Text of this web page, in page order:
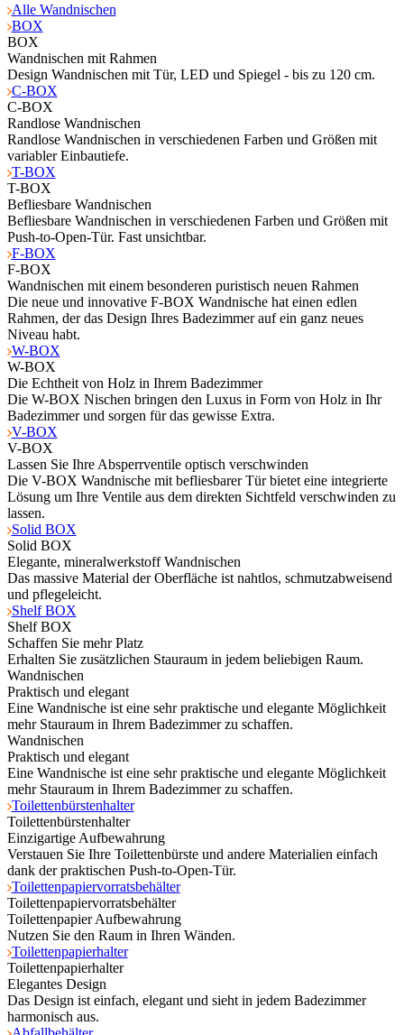
Alle Wandnischen
BOX
BOX
Wandnischen mit Rahmen
Design Wandnischen mit Tür, LED und Spiegel - bis zu 120 cm.
C-BOX
C-BOX
Randlose Wandnischen
Randlose Wandnischen in verschiedenen Farben und Größen mit
variabler Einbautiefe.
T-BOX
T-BOX
Befliesbare Wandnischen
Befliesbare Wandnischen in verschiedenen Farben und Größen mit
Push-to-Open-Tür. Fast unsichtbar.
F-BOX
F-BOX
Wandnischen mit einem besonderen puristisch neuen Rahmen
Die neue und innovative F-BOX Wandnische hat einen edlen
Rahmen, der das Design Ihres Badezimmer auf ein ganz neues
Niveau habt.
W-BOX
W-BOX
Die Echtheit von Holz in Ihrem Badezimmer
Die W-BOX Nischen bringen den Luxus in Form von Holz in Ihr
Badezimmer und sorgen für das gewisse Extra.
V-BOX
V-BOX
Lassen Sie Ihre Absperrventile optisch verschwinden
Die V-BOX Wandnische mit befliesbarer Tür bietet eine integrierte
Lösung um Ihre Ventile aus dem direkten Sichtfeld verschwinden zu
lassen.
Solid BOX
Solid BOX
Elegante, mineralwerkstoff Wandnischen
Das massive Material der Oberfläche ist nahtlos, schmutzabweisend
und pflegeleicht.
Shelf BOX
Shelf BOX
Schaffen Sie mehr Platz
Erhalten Sie zusätzlichen Stauraum in jedem beliebigen Raum.
Wandnischen
Praktisch und elegant
Eine Wandnische ist eine sehr praktische und elegante Möglichkeit
mehr Stauraum in Ihrem Badezimmer zu schaffen.
Wandnischen
Praktisch und elegant
Eine Wandnische ist eine sehr praktische und elegante Möglichkeit
mehr Stauraum in Ihrem Badezimmer zu schaffen.
Toilettenbürstenhalter
Toilettenbürstenhalter
Einzigartige Aufbewahrung
Verstauen Sie Ihre Toilettenbürste und andere Materialien einfach
dank der praktischen Push-to-Open-Tür.
Toilettenpapiervorratsbehälter
Toilettenpapiervorratsbehälter
Toilettenpapier Aufbewahrung
Nutzen Sie den Raum in Ihren Wänden.
Toilettenpapierhalter
Toilettenpapierhalter
Elegantes Design
Das Design ist einfach, elegant und sieht in jedem Badezimmer
harmonisch aus.